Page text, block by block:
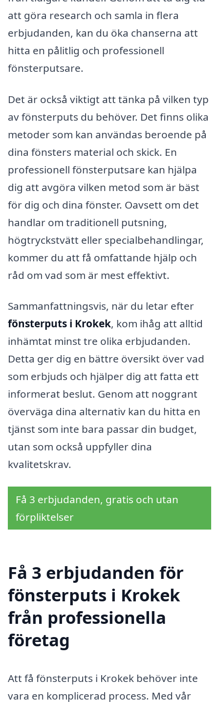
att göra research och samla in flera
erbjudanden, kan du öka chanserna att
hitta en pålitlig och professionell
fönsterputsare.
Det är också viktigt att tänka på vilken typ
av fönsterputs du behöver. Det finns olika
metoder som kan användas beroende på
dina fönsters material och skick. En
professionell fönsterputsare kan hjälpa
dig att avgöra vilken metod som är bäst
för dig och dina fönster. Oavsett om det
handlar om traditionell putsning,
högtryckstvätt eller specialbehandlingar,
kommer du att få omfattande hjälp och
råd om vad som är mest effektivt.
Sammanfattningsvis, när du letar efter
fönsterputs i Krokek, kom ihåg att alltid
inhämtat minst tre olika erbjudanden.
Detta ger dig en bättre översikt över vad
som erbjuds och hjälper dig att fatta ett
informerat beslut. Genom att noggrant
överväga dina alternativ kan du hitta en
tjänst som inte bara passar din budget,
utan som också uppfyller dina
kvalitetskrav.
Få 3 erbjudanden, gratis och utan
förpliktelser
Få 3 erbjudanden för
fönsterputs i Krokek
från professionella
företag
Att få fönsterputs i Krokek behöver inte
vara en komplicerad process. Med vår